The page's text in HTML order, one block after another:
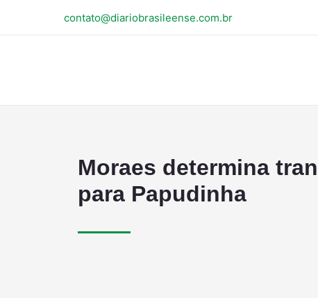
contato@diariobrasileense.com.br
Moraes determina
para Papudinha